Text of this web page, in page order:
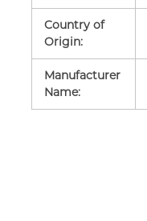
Country of
Origin:
Manufacturer
Name: